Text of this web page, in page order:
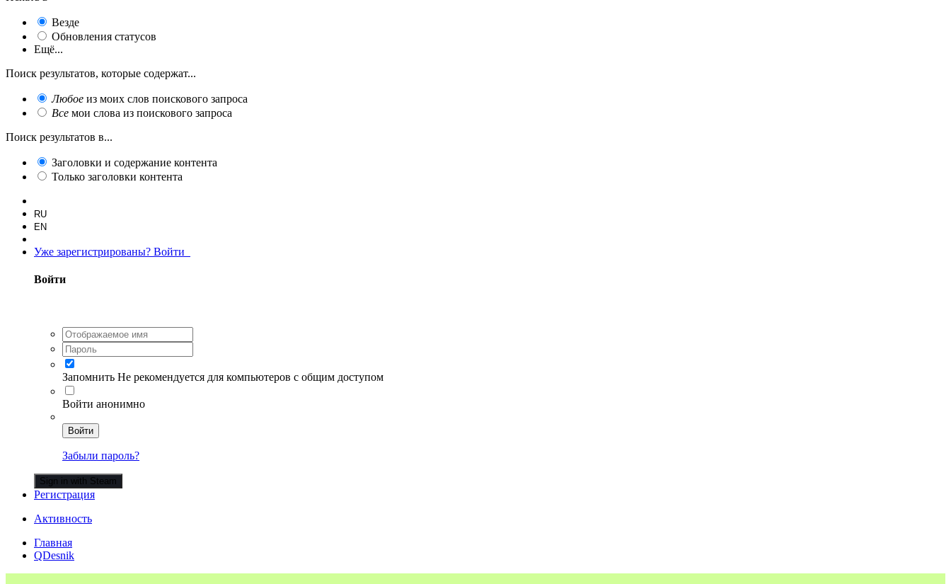
Везде
Обновления статусов
Ещё...
Поиск результатов, которые содержат...
Любое из моих слов поискового запроса
Все мои слова из поискового запроса
Поиск результатов в...
Заголовки и содержание контента
Только заголовки контента
RU
EN
Уже зарегистрированы? Войти
Войти
Запомнить Не рекомендуется для компьютеров с общим доступом
Войти анонимно
Войти
Забыли пароль?
Sign in with Steam
Регистрация
Активность
Главная
QDesnik